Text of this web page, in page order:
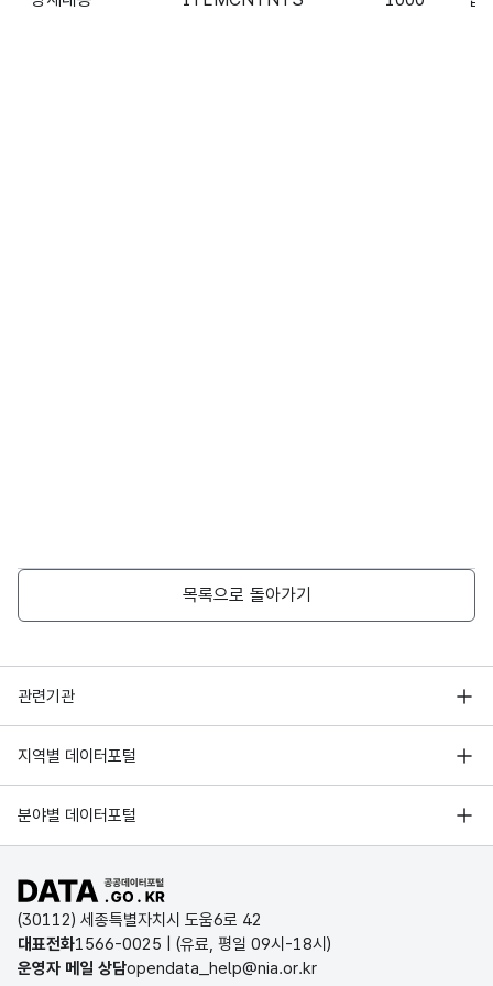
목록으로 돌아가기
관련기관
행정안전부
한국지능정보사회진흥원
국가정보자원관리원
지역별 데이터포털
서울 열린데이터광장
경기데이터드림
D-데이터허브
인천데이터포털
울산광역시 데이터포털
분야별 데이터포털
기상자료개방포털
국토교통부 공간정보오픈플랫폼
환경부 환경데이터포털
문화데이터광장
농림축산식품 공공데이터포털
공공데이터포털 바로가기
(30112) 세종특별자치시 도움6로 42
대표전화1566-0025 | (유료, 평일 09시-18시)
운영자 메일 상담opendata_help@nia.or.kr